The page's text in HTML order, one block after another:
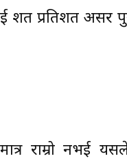
शत प्रतिशत असर
राम्रो नभई